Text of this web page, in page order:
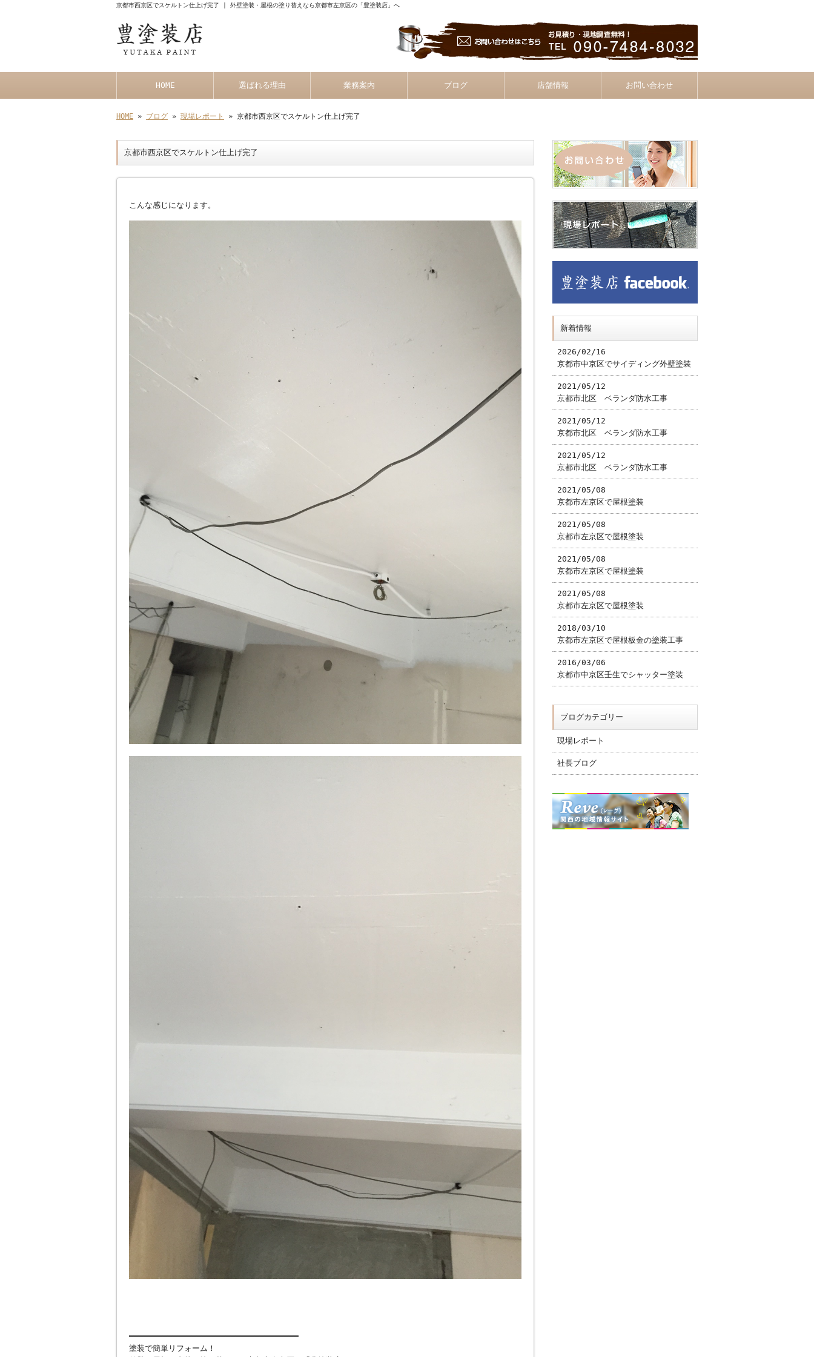
京都市西京区でスケルトン仕上げ完了 | 外壁塗装・屋根の塗り替えなら京都市左京区の「豊塗装店」へ
HOME 選ばれる理由 業務案内 ブログ 店舗情報 お問い合わせ
HOME » ブログ » 現場レポート » 京都市西京区でスケルトン仕上げ完了
京都市西京区でスケルトン仕上げ完了
こんな感じになります。
━━━━━━━━━━━━━━━━━━━━━━━━━━━━━━━━━━━
塗装で簡単リフォーム！
新着情報
2026/02/16
京都市中京区でサイディング外壁塗装
2021/05/12
京都市北区 ベランダ防水工事
2021/05/12
京都市北区 ベランダ防水工事
2021/05/12
京都市北区 ベランダ防水工事
2021/05/08
京都市左京区で屋根塗装
2021/05/08
京都市左京区で屋根塗装
2021/05/08
京都市左京区で屋根塗装
2021/05/08
京都市左京区で屋根塗装
2018/03/10
京都市左京区で屋根板金の塗装工事
2016/03/06
京都市中京区壬生でシャッター塗装
ブログカテゴリー
現場レポート
社長ブログ